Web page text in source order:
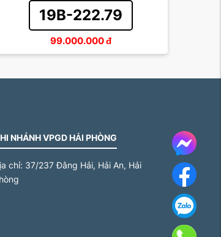
19B-222.79
99.000.000đ
NHÁNH VPGD HẢI PHÒNG
chỉ: 37/237 Đằng Hải, Hải An, Hải